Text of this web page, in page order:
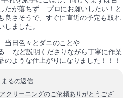
たが落ちず....プロにお願いしたい！と
良さそうで、すぐに直近の予定も取れ
しました。
当日色々とダニのことや
....など説明くださりながら丁寧に作業
のような仕上がりになりました！！！
るの返信
クリーニングのご依頼ありがとうござ